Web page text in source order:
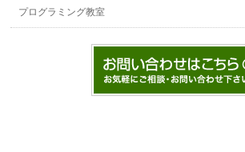
プログラミング教室